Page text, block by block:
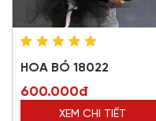
HOA BÓ 18022
600.000đ
XEM CHI TIẾT